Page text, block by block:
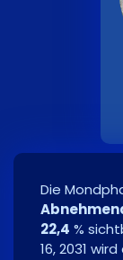
Die
22,4 %
16, 2031 wird